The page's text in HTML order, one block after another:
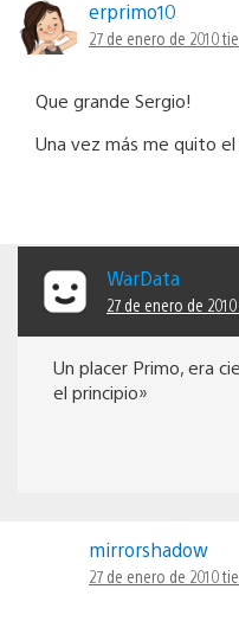
erprimo10
27 de enero de 2010
Que grande Sergio!
Una vez más me quito
WarData
27 de enero de
Un placer Primo, era
el principio»
mirrorshadow
27 de enero de 2010